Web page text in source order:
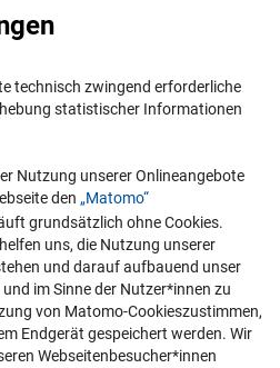
mit Behinderungen
DFG direkt in Ihr Mailpostfach oder
an.
technisch zwingend erforderliche
statistischer Informationen
Nutzung unserer Onlineangebote
den „Matomo“
grundsätzlich ohne Cookies.
uns, die Nutzung unserer
und darauf aufbauend unser
im Sinne der Nutzer*innen zu
von Matomo-Cookieszustimmen,
Endgerät gespeichert werden. Wir
Webseitenbesucher*innen